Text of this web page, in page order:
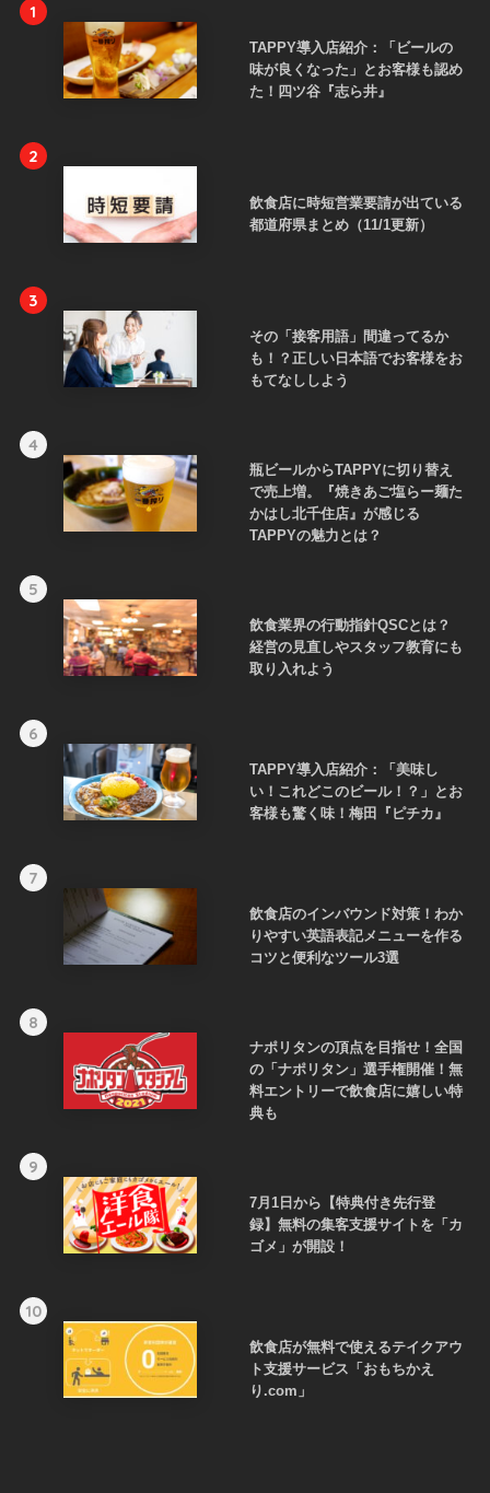
1
TAPPY導入店紹介：「ビールの
味が良くなった」とお客様も認め
た！四ツ谷『志ら井』
2
飲食店に時短営業要請が出ている
都道府県まとめ（11/1更新）
3
その「接客用語」間違ってるか
も！？正しい日本語でお客様をお
もてなししよう
4
瓶ビールからTAPPYに切り替え
で売上増。『焼きあご塩らー麺た
かはし北千住店』が感じる
TAPPYの魅力とは？
5
飲食業界の行動指針QSCとは？
経営の見直しやスタッフ教育にも
取り入れよう
6
TAPPY導入店紹介：「美味し
い！これどこのビール！？」とお
客様も驚く味！梅田『ピチカ』
7
飲食店のインバウンド対策！わか
りやすい英語表記メニューを作る
コツと便利なツール3選
8
ナポリタンの頂点を目指せ！全国
の「ナポリタン」選手権開催！無
料エントリーで飲食店に嬉しい特
典も
9
7月1日から【特典付き先行登
録】無料の集客支援サイトを「カ
ゴメ」が開設！
10
飲食店が無料で使えるテイクアウ
ト支援サービス「おもちかえ
り.com」